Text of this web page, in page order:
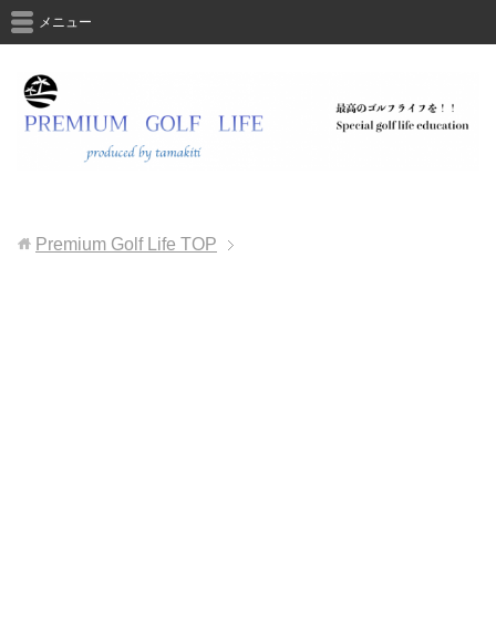
メニュー
Premium Golf Life TOP